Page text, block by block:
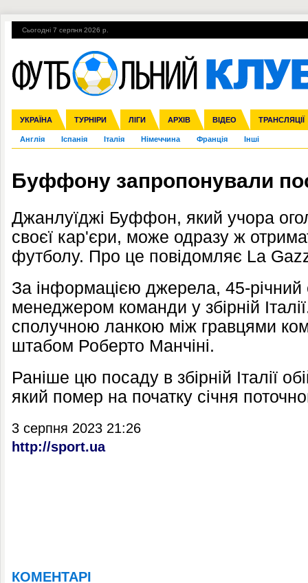
Сьогодні 7 серпня 2026 р.
УКРАЇНА ТУРНІРИ ЛІГИ АРХІВ ВІДЕО ТРАНСЛЯЦІЇ
Збірна Прем'єр-ліга Перша ліга Друга ліга Кубок України
Ліга чемпіонів Ліга Європи Міжнародні Ліга націй Ліга
Англія Іспанія Італія Німеччина Франція Інші
ЧС-2014 ЄВРО-2016 Росія Кубок конфедерацій ЧЄ-2015 (U-
Гарячі теми УПЛ, 1-й тур ВІЙНА УПЛ-ПЕРЕХОДИ
Буффону запропонували
Джанлуїджі Буффон, який учора
своєї кар'єри, може одразу ж
футболу. Про це повідомляє La
За інформацією джерела, 45-річний
менеджером команди у збірній
сполучною ланкою між гравцями
штабом Роберто Манчіні.
Раніше цю посаду в збірній Італії
який помер на початку січня
3 серпня 2023 21:26
http://sport.ua
КОМЕНТАРІ